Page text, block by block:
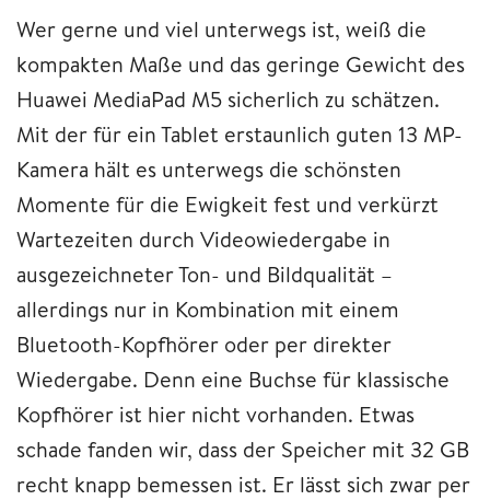
Wer gerne und viel unterwegs ist, weiß die
kompakten Maße und das geringe Gewicht des
Huawei MediaPad M5 sicherlich zu schätzen.
Mit der für ein Tablet erstaunlich guten 13 MP-
Kamera hält es unterwegs die schönsten
Momente für die Ewigkeit fest und verkürzt
Wartezeiten durch Videowiedergabe in
ausgezeichneter Ton- und Bildqualität –
allerdings nur in Kombination mit einem
Bluetooth-Kopfhörer oder per direkter
Wiedergabe. Denn eine Buchse für klassische
Kopfhörer ist hier nicht vorhanden. Etwas
schade fanden wir, dass der Speicher mit 32 GB
recht knapp bemessen ist. Er lässt sich zwar per